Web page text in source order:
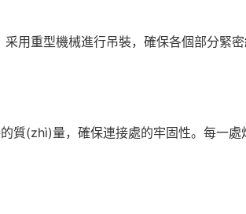
用重型機械進行吊裝，確保各個部分緊
質(zhì)量，確保連接處的牢固性。每一